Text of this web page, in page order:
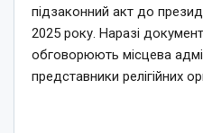
підзаконний акт до
2025 року. Наразі
обговорюють місцева
представники релігійних